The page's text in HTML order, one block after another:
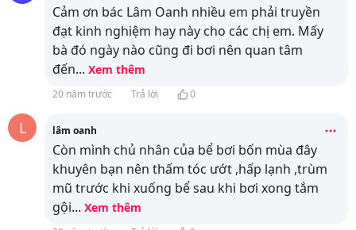
Cảm ơn bác Lâm Oanh nhiều em phải truyền
đạt kinh nghiệm hay này cho các chị em. Mấy
bà đó ngày nào cũng đi bơi nên quan tâm
đến... Xem thêm
20 năm trước Trả lời 0
L lâm oanh
Còn mình chủ nhân của bể bơi bốn mùa đây
khuyên bạn nên thấm tóc ướt ,hấp lạnh ,trùm
mũ trước khi xuống bể sau khi bơi xong tắm
gội... Xem thêm